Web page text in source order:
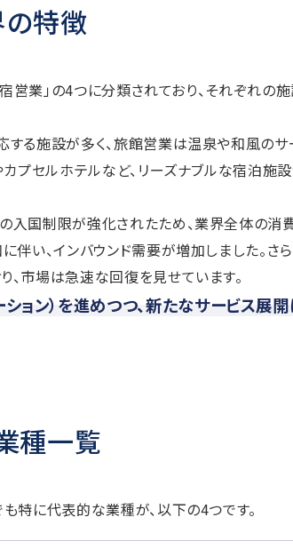
の特徴
宿営業」の4つに分類されており、それぞれの
する施設が多く、旅館営業は温泉や和風のサ
カプセルホテルなど、リーズナブルな宿泊施
入国制限が強化されたため、業界全体の消
い、インバウンド需要が増加しました。さら
市場は急速な回復を見せています。
ョン）を進めつつ、新たなサービス展
種一覧
特に代表的な業種が、以下の4つです。